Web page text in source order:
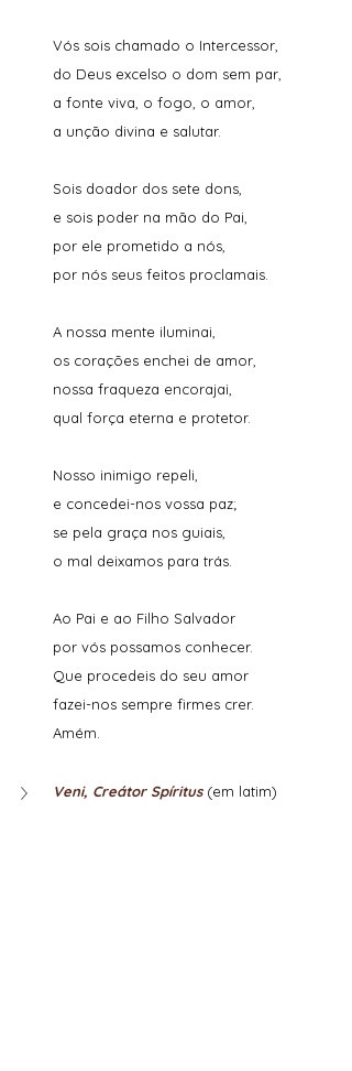
Vós sois chamado o Intercessor,
do Deus excelso o dom sem par,
a fonte viva, o fogo, o amor,
a unção divina e salutar.
Sois doador dos sete dons,
e sois poder na mão do Pai,
por ele prometido a nós,
por nós seus feitos proclamais.
A nossa mente iluminai,
os corações enchei de amor,
nossa fraqueza encorajai,
qual força eterna e protetor.
Nosso inimigo repeli,
e concedei-nos vossa paz;
se pela graça nos guiais,
o mal deixamos para trás.
Ao Pai e ao Filho Salvador
por vós possamos conhecer.
Que procedeis do seu amor
fazei-nos sempre firmes crer.
Amém.
Veni, Creátor Spíritus (em latim)